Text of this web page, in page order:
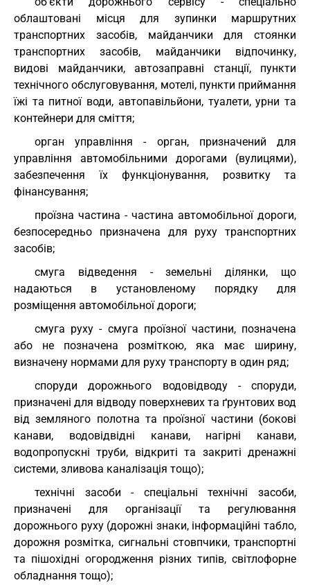
облаштовані місця для зупинки маршрутних
транспортних засобів, майданчики для стоянки
транспортних засобів, майданчики відпочинку,
видові майданчики, автозаправні станції, пункти
технічного обслуговування, мотелі, пункти приймання
їжі та питної води, автопавільйони, туалети, урни та
контейнери для сміття;
орган управління - орган, призначений для
управління автомобільними дорогами (вулицями),
забезпечення їх функціонування, розвитку та
фінансування;
проїзна частина - частина автомобільної дороги,
безпосередньо призначена для руху транспортних
засобів;
смуга відведення - земельні ділянки, що
надаються в установленому порядку для
розміщення автомобільної дороги;
смуга руху - смуга проїзної частини, позначена
або не позначена розміткою, яка має ширину,
визначену нормами для руху транспорту в один ряд;
споруди дорожнього водовідводу - споруди,
призначені для відводу поверхневих та ґрунтових вод
від земляного полотна та проїзної частини (бокові
канави, водовідвідні канави, нагірні канави,
водопропускні труби, відкриті та закриті дренажні
системи, зливова каналізація тощо);
технічні засоби - спеціальні технічні засоби,
призначені для організації та регулювання
дорожнього руху (дорожні знаки, інформаційні табло,
дорожня розмітка, сигнальні стовпчики, транспортні
та пішохідні огородження різних типів, світлофорне
обладнання тощо);